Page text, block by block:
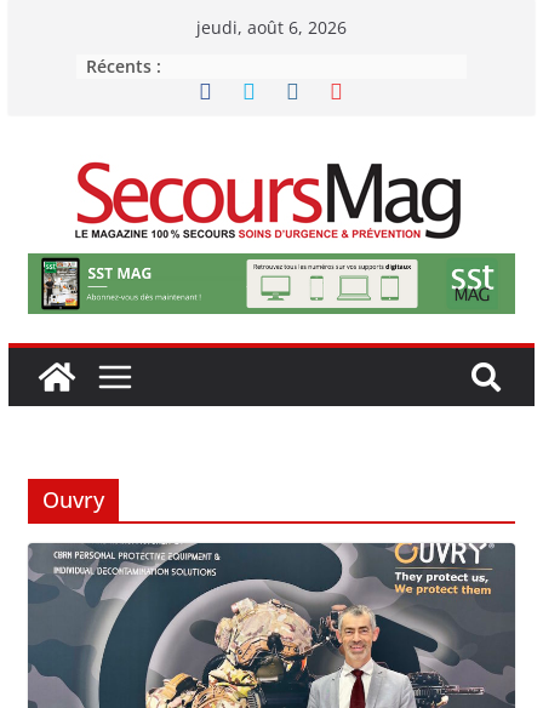
jeudi, août 6, 2026
Récents :
Ouvry